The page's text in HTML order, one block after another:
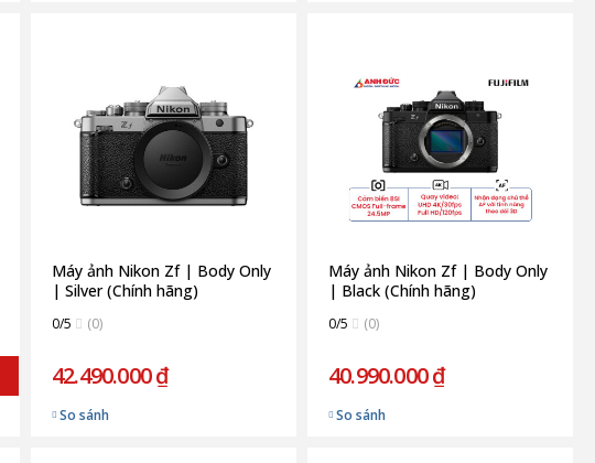
Máy ảnh Nikon Zf | Body Only
| Silver (Chính hãng)
0/5 (0)
42.490.000 ₫
So sánh
Máy ảnh Nikon Zf | Body Only
| Black (Chính hãng)
0/5 (0)
40.990.000 ₫
So sánh